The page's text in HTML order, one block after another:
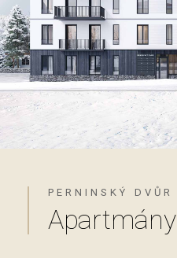
PERNINSKÝ DVŮR
Apartmány